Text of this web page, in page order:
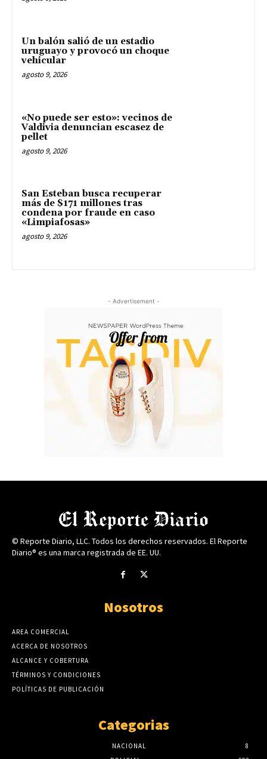
Un balón salió de un estadio
uruguayo y provocó un choque
vehicular
agosto 9, 2026
«No puede ser esto»: vecinos de
Valdivia denuncian escasez de
pellet
agosto 9, 2026
San Esteban busca recuperar
más de $171 millones tras
condena por fraude en caso
«Limpiafosas»
agosto 9, 2026
- Advertisement -
© Reporte Diario, LLC. Todos los derechos reservados. El Reporte
Diario® es una marca registrada de EE. UU.
Nosotros
AREA COMERCIAL
ACERCA DE NOSOTROS
ALCANCE Y COBERTURA
TÉRMINOS Y CONDICIONES
POLÍTICAS DE PUBLICACIÓN
Categorias
NACIONAL
8